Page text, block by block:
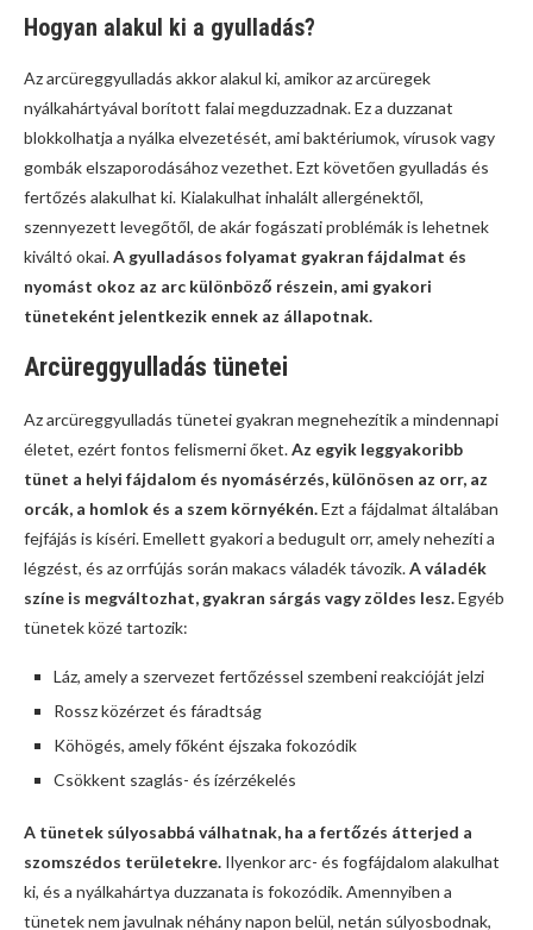
Hogyan alakul ki a gyulladás?
Az arcüreggyulladás akkor alakul ki, amikor az arcüregek
nyálkahártyával borított falai megduzzadnak. Ez a duzzanat
blokkolhatja a nyálka elvezetését, ami baktériumok, vírusok vagy
gombák elszaporodásához vezethet. Ezt követően gyulladás és
fertőzés alakulhat ki. Kialakulhat inhalált allergénektől,
szennyezett levegőtől, de akár fogászati problémák is lehetnek
kiváltó okai.A gyulladásos folyamat gyakran fájdalmat és
nyomást okoz az arc különböző részein, ami gyakori
tüneteként jelentkezik ennek az állapotnak.
Arcüreggyulladás tünetei
Az arcüreggyulladás tünetei gyakran megnehezítik a mindennapi
életet, ezért fontos felismerni őket.Az egyik leggyakoribb
tünet a helyi fájdalom és nyomásérzés, különösen az orr, az
orcák, a homlok és a szem környékén.Ezt a fájdalmat általában
fejfájás is kíséri. Emellett gyakori a bedugult orr, amely nehezíti a
légzést, és az orrfújás során makacs váladék távozik.A váladék
színe is megváltozhat, gyakran sárgás vagy zöldes lesz.Egyéb
tünetek közé tartozik:
Láz, amely a szervezet fertőzéssel szembeni reakcióját jelzi
Rossz közérzet és fáradtság
Köhögés, amely főként éjszaka fokozódik
Csökkent szaglás- és ízérzékelés
A tünetek súlyosabbá válhatnak, ha a fertőzés átterjed a
szomszédos területekre. Ilyenkor arc- és fogfájdalom alakulhat
ki, és a nyálkahártya duzzanata is fokozódik. Amennyiben a
tünetek nem javulnak néhány napon belül, netán súlyosbodnak,